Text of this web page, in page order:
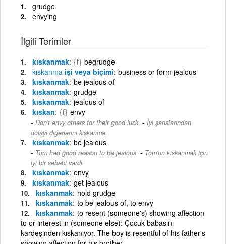
grudge
envying
İlgili Terimler
kıskanmak {f} begrudge
kıskanma işi veya biçimi business or form jealous
kıskanmak be jealous of
kıskanmak grudge
kıskanmak jealous of
kıskan {f} envy
Don't envy others for their good luck. - İyi şanslarından
dolayı diğerlerini kıskanma.
kıskanmak be jealous
Tom had good reason to be jealous. - Tom'un kıskanmak için
iyi bir sebebi vardı.
kıskanmak envy
kıskanmak get jealous
kıskanmak hold grudge
kıskanmak to be jealous of, to envy
kıskanmak to resent (someone's) showing affection
to or interest in (someone else): Çocuk babasını
kardeşinden kıskanıyor. The boy is resentful of his father's